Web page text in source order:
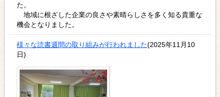
た。
地域に根ざした企業の良さや素晴らしさを多く知る貴重な
機会となりました。
様々な読書週間の取り組みが行われました(2025年11月10
日)